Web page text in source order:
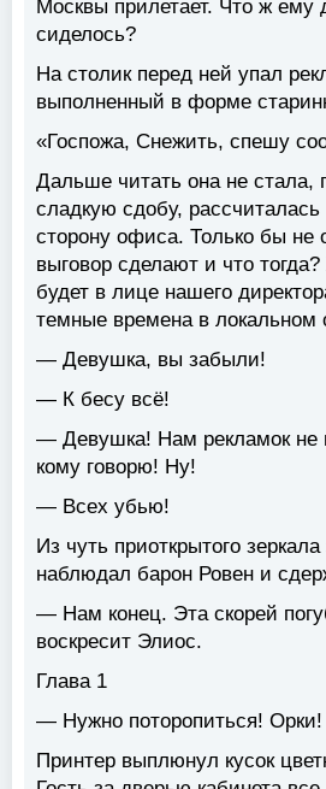
Москвы прилетает. Что ж ему
сиделось?
На столик перед ней упал
выполненный в форме
«Госпожа, Снежить, спешу
Дальше читать она не стала,
сладкую сдобу,
сторону офиса. Только бы не
выговор сделают и что
будет в лице нашего
темные времена в
— Девушка, вы забыли!
— К бесу всё!
— Девушка! Нам рекламок не
кому говорю! Ну!
— Всех убью!
Из чуть приоткрытого
наблюдал барон Ровен и
— Нам конец. Эта скорей
воскресит Элиос.
Глава 1
— Нужно поторопиться! Орки!
Принтер выплюнул кусок